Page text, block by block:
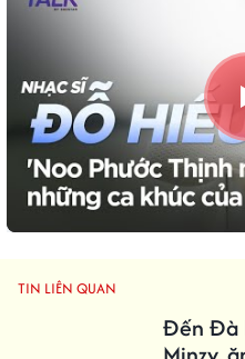
TIN LIÊN QUAN
Đến Đà